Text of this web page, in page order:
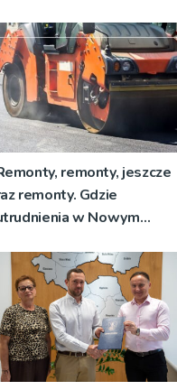
remonty, jeszcze
remonty. Gdzie
w Nowym